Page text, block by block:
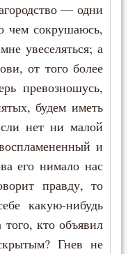
— одни
чем сокрушаюсь,
увеселяться; а
от того более
превозношусь,
будем иметь
нет ни малой
и
его нимало нас
правду, то
какую-нибудь
кто объявил
Гнев не